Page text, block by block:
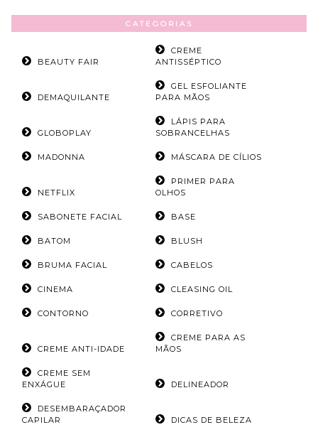
CATEGORIAS
BEAUTY FAIR
CREME
ANTISSÉPTICO
DEMAQUILANTE
GEL ESFOLIANTE
PARA MÃOS
GLOBOPLAY
LÁPIS PARA
SOBRANCELHAS
MADONNA MÁSCARA DE CÍLIOS
NETFLIX
PRIMER PARA
OLHOS
SABONETE FACIAL BASE
BATOM BLUSH
BRUMA FACIAL CABELOS
CINEMA CLEASING OIL
CONTORNO CORRETIVO
CREME ANTI-IDADE
CREME PARA AS
MÃOS
CREME SEM
ENXÁGUE
DELINEADOR
DESEMBARAÇADOR
CAPILAR
DICAS DE BELEZA